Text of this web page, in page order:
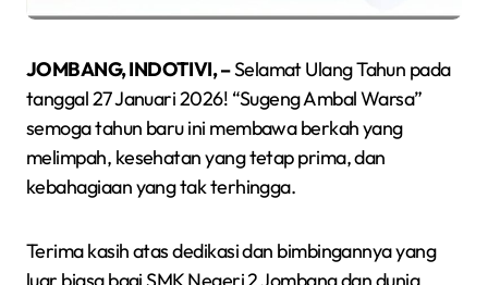
JOMBANG, INDOTIVI, –Selamat Ulang Tahun pada
tanggal 27 Januari 2026! “Sugeng Ambal Warsa”
semoga tahun baru ini membawa berkah yang
melimpah, kesehatan yang tetap prima, dan
kebahagiaan yang tak terhingga.
Terima kasih atas dedikasi dan bimbingannya yang